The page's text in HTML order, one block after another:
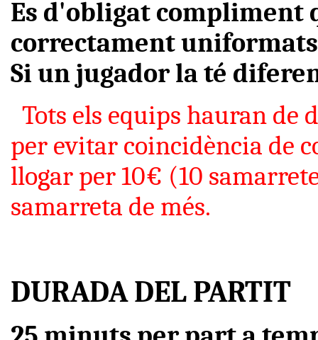
Es d'obligat compliment
correctament
Si un jugador la té
Tots els equips hauran de
per evitar coincidència de
llogar per 10€ (10
samarreta de més.
DURADA DEL PARTIT